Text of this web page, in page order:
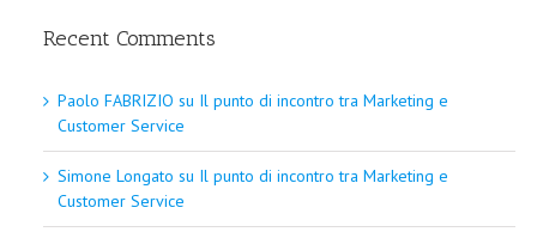
Recent Comments
Paolo FABRIZIO su Il punto di incontro tra Marketing e
Customer Service
Simone Longato su Il punto di incontro tra Marketing e
Customer Service